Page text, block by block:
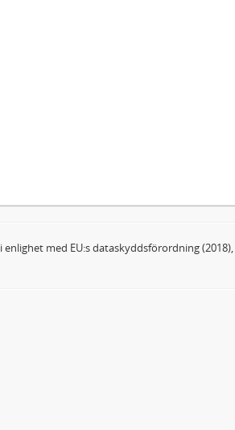
med EU:s dataskyddsförordning (2018),